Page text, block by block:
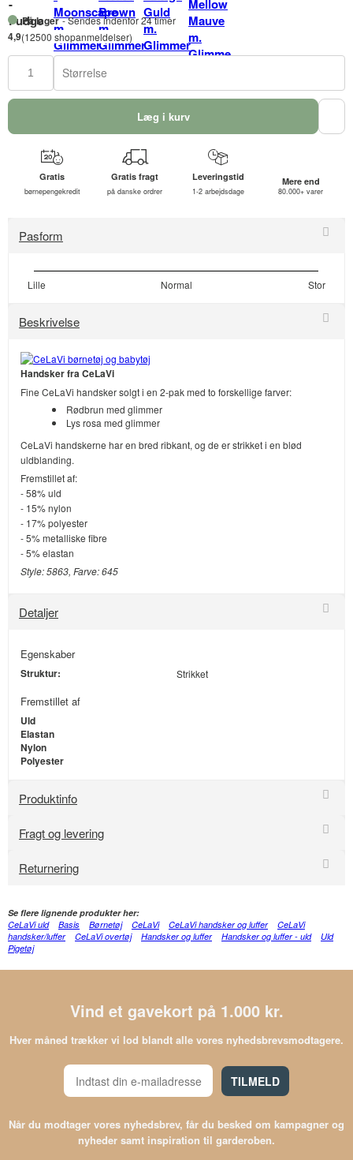
På lager- Sendes indenfor 24 timer
4,9(12500 shopanmeldelser)
Størrelse
Læg i kurv
Gratis
børnepengekredit
Gratis fragt
på danske ordrer
Leveringstid
1-2 arbejdsdage
Mere end
80.000+ varer
Pasform
Lille Normal Stor
Beskrivelse
Handsker fra CeLaVi
Fine CeLaVi handsker solgt i en 2-pak med to forskellige farver:
Rødbrun med glimmer
Lys rosa med glimmer
CeLaVi handskerne har en bred ribkant, og de er strikket i en blød
uldblanding.
Fremstillet af:
- 58% uld
- 15% nylon
- 17% polyester
- 5% metalliske fibre
- 5% elastan
Style: 5863, Farve: 645
Detaljer
Egenskaber
Struktur: Strikket
Fremstillet af
Uld
Elastan
Nylon
Polyester
Produktinfo
Fragt og levering
Returnering
Se flere lignende produkter her:
CeLaVi uld
Basis Børnetøj CeLaVi CeLaVi handsker og luffer
CeLaVi
handsker/luffer
CeLaVi overtøj Handsker og luffer Handsker og luffer - uld
Uld
Pigetøj
Vind et gavekort på 1.000 kr.
Hver måned trækker vi lod blandt alle vores nyhedsbrevsmodtagere.
TILMELD
Når du modtager vores nyhedsbrev, får du besked om kampagner og
nyheder samt inspiration til garderoben.